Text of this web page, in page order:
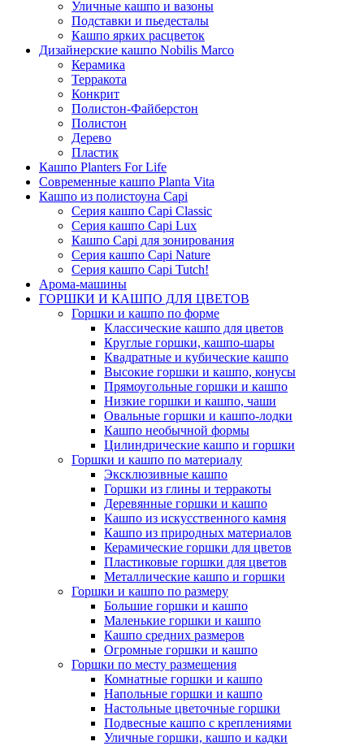
Уличные кашпо и вазоны
Подставки и пьедесталы
Кашпо ярких расцветок
Дизайнерские кашпо Nobilis Marco
Керамика
Терракота
Конкрит
Полистон-Файберстон
Полистон
Дерево
Пластик
Кашпо Planters For Life
Современные кашпо Planta Vita
Кашпо из полистоуна Capi
Серия кашпо Capi Classic
Серия кашпо Capi Lux
Кашпо Capi для зонирования
Серия кашпо Capi Nature
Серия кашпо Capi Tutch!
Арома-машины
ГОРШКИ И КАШПО ДЛЯ ЦВЕТОВ
Горшки и кашпо по форме
Классические кашпо для цветов
Круглые горшки, кашпо-шары
Квадратные и кубические кашпо
Высокие горшки и кашпо, конусы
Прямоугольные горшки и кашпо
Низкие горшки и кашпо, чаши
Овальные горшки и кашпо-лодки
Кашпо необычной формы
Цилиндрические кашпо и горшки
Горшки и кашпо по материалу
Эксклюзивные кашпо
Горшки из глины и терракоты
Деревянные горшки и кашпо
Кашпо из искусственного камня
Кашпо из природных материалов
Керамические горшки для цветов
Пластиковые горшки для цветов
Металлические кашпо и горшки
Горшки и кашпо по размеру
Большие горшки и кашпо
Маленькие горшки и кашпо
Кашпо средних размеров
Огромные горшки и кашпо
Горшки по месту размещения
Комнатные горшки и кашпо
Напольные горшки и кашпо
Настольные цветочные горшки
Подвесные кашпо с креплениями
Уличные горшки, кашпо и кадки